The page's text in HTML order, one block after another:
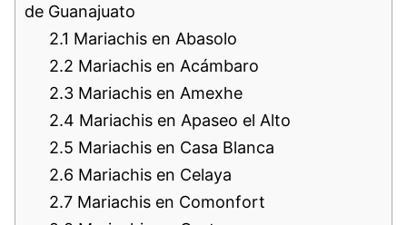
de Guanajuato
2.1 Mariachis en Abasolo
2.2 Mariachis en Acámbaro
2.3 Mariachis en Amexhe
2.4 Mariachis en Apaseo el Alto
2.5 Mariachis en Casa Blanca
2.6 Mariachis en Celaya
2.7 Mariachis en Comonfort